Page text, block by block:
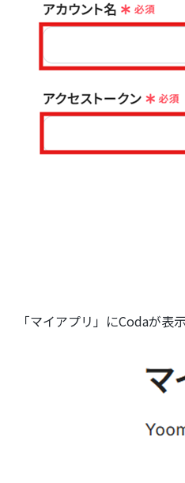
「マイアプリ」にCodaが表